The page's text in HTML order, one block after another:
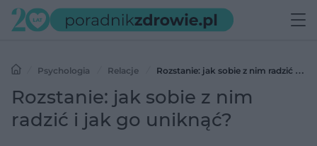
Psychologia Relacje
Rozstanie: jak sobie z nim radzić i jak
go uniknąć?
Rozstanie: jak sobie z nim
radzić i jak go uniknąć?